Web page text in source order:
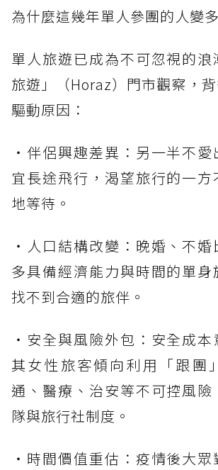
為什麼這幾年單人參團的人變
單人旅遊已成為不可忽視的浪
旅遊」（Horaz）門市觀察，
驅動原因：
・伴侶興趣差異：另一半不
宜長途飛行，渴望旅行的一方
地等待。
・人口結構改變：晚婚、不
多具備經濟能力與時間的單身
找不到合適的旅伴。
・安全與風險外包：安全成
其女性旅客傾向利用「跟團
通、醫療、治安等不可控風險
隊與旅行社制度。
・時間價值重估：疫情後大